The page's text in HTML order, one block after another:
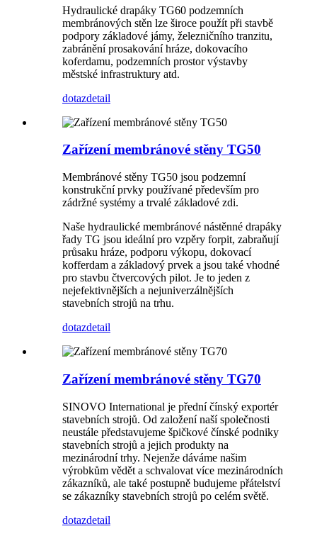
Hydraulické drapáky TG60 podzemních
membránových stěn lze široce použít při stavbě
podpory základové jámy, železničního tranzitu,
zabránění prosakování hráze, dokovacího
koferdamu, podzemních prostor výstavby
městské infrastruktury atd.
dotazdetail
Zařízení membránové stěny TG50
Membránové stěny TG50 jsou podzemní
konstrukční prvky používané především pro
zádržné systémy a trvalé základové zdi.
Naše hydraulické membránové nástěnné drapáky
řady TG jsou ideální pro vzpěry forpit, zabraňují
průsaku hráze, podporu výkopu, dokovací
kofferdam a základový prvek a jsou také vhodné
pro stavbu čtvercových pilot. Je to jeden z
nejefektivnějších a nejuniverzálnějších
stavebních strojů na trhu.
dotazdetail
Zařízení membránové stěny TG70
SINOVO International je přední čínský exportér
stavebních strojů. Od založení naší společnosti
neustále představujeme špičkové čínské podniky
stavebních strojů a jejich produkty na
mezinárodní trhy. Nejenže dáváme našim
výrobkům vědět a schvalovat více mezinárodních
zákazníků, ale také postupně budujeme přátelství
se zákazníky stavebních strojů po celém světě.
dotazdetail